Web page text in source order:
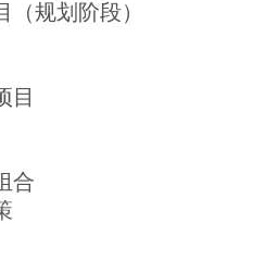
规划阶段）
目
合